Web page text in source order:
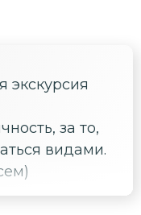
экскурсия
за то,
видами.